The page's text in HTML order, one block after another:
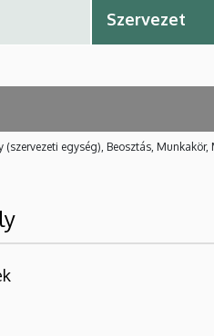
(szervezeti egység), Beosztás, Munkakör,